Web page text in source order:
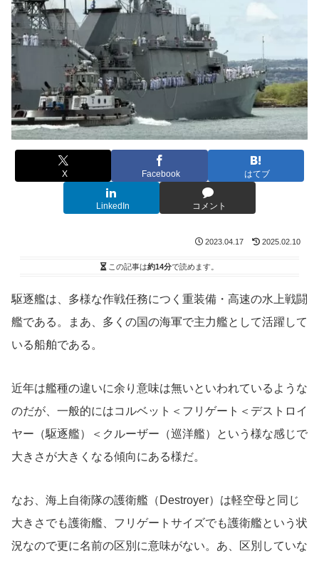
X Facebook はてブ
LinkedIn コメント
2023.04.17 2025.02.10
この記事は約14分で読めます。
駆逐艦は、多様な作戦任務につく重装備・高速の水上戦闘
艦である。まあ、多くの国の海軍で主力艦として活躍して
いる船舶である。
近年は艦種の違いに余り意味は無いといわれているような
のだが、一般的にはコルベット＜フリゲート＜デストロイ
ヤー（駆逐艦）＜クルーザー（巡洋艦）という様な感じで
大きさが大きくなる傾向にある様だ。
なお、海上自衛隊の護衛艦（Destroyer）は軽空母と同じ
大きさでも護衛艦、フリゲートサイズでも護衛艦という状
況なので更に名前の区別に意味がない。あ、区別していな